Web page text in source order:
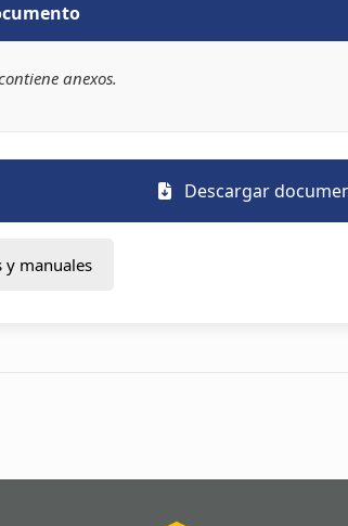
anexos.
Descargar
y manuales